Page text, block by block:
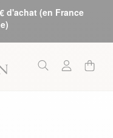
d'achat (en France